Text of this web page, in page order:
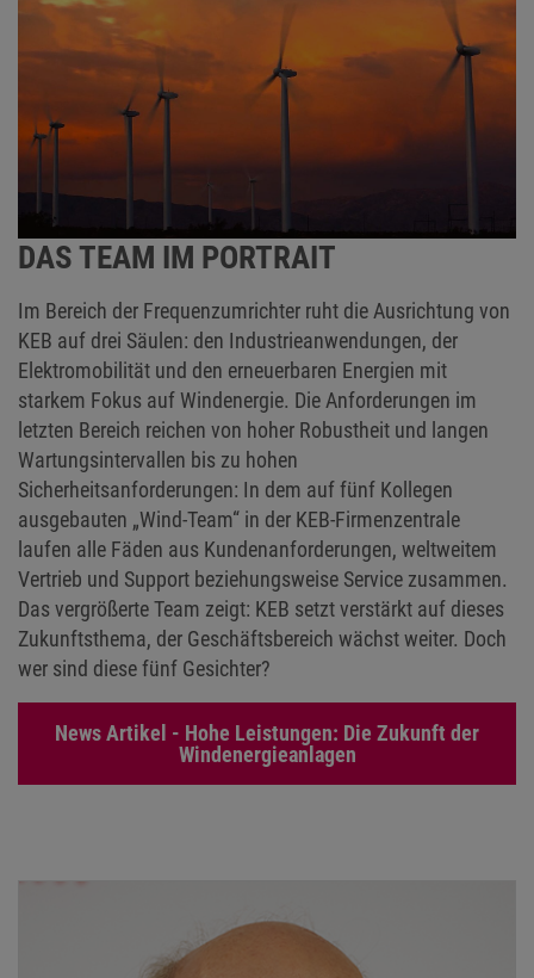
DAS TEAM IM PORTRAIT
Im Bereich der Frequenzumrichter ruht die Ausrichtung von
KEB auf drei Säulen: den Industrieanwendungen, der
Elektromobilität und den erneuerbaren Energien mit
starkem Fokus auf Windenergie. Die Anforderungen im
letzten Bereich reichen von hoher Robustheit und langen
Wartungsintervallen bis zu hohen
Sicherheitsanforderungen: In dem auf fünf Kollegen
ausgebauten „Wind-Team“ in der KEB-Firmenzentrale
laufen alle Fäden aus Kundenanforderungen, weltweitem
Vertrieb und Support beziehungsweise Service zusammen.
Das vergrößerte Team zeigt: KEB setzt verstärkt auf dieses
Zukunftsthema, der Geschäftsbereich wächst weiter. Doch
wer sind diese fünf Gesichter?
News Artikel - Hohe Leistungen: Die Zukunft der
Windenergieanlagen